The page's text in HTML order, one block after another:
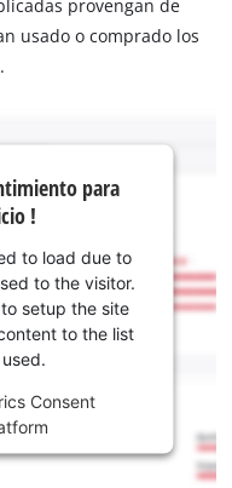
provengan de
usado o comprado los
para
!
to load due to
to the visitor.
setup the site
to the list
Consent